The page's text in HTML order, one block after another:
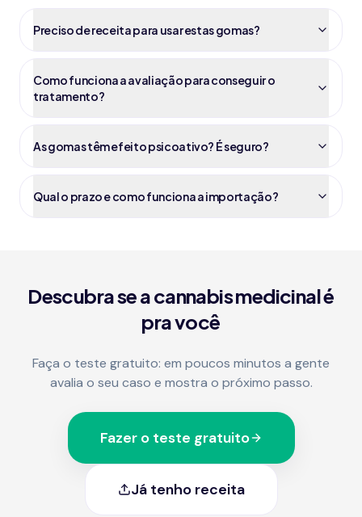
Preciso de receita para usar estas gomas?
Como funciona a avaliação para conseguir o
tratamento?
As gomas têm efeito psicoativo? É seguro?
Qual o prazo e como funciona a importação?
Descubra se a cannabis medicinal é
pra você
Faça o teste gratuito: em poucos minutos a gente
avalia o seu caso e mostra o próximo passo.
Fazer o teste gratuito
Já tenho receita